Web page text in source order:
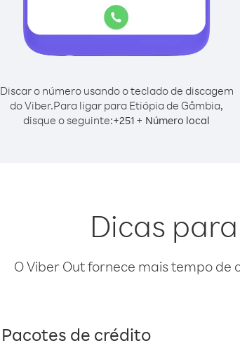
Discar o número usando o teclado de discagem
do Viber.Para ligar para Etiópia de Gâmbia,
disque o seguinte:+251 + Número local
Dicas
O Viber Out fornece mais tempo de
Pacotes de crédito